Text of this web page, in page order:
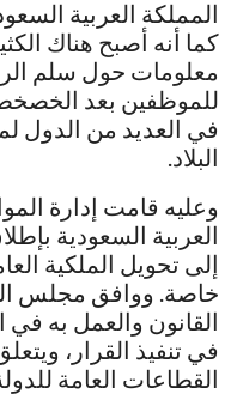
المملكة العربية
كما أنه أصبح هناك
معلومات حول سلم
للموظفين بعد
في العديد من الدول
البلاد.
وعليه قامت إدارة
العربية السعودية
إلى تحويل الملكية
خاصة. ووافق مجلس
القانون والعمل به في
في تنفيذ القرار،
القطاعات العامة